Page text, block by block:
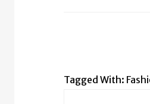
Tagged With: